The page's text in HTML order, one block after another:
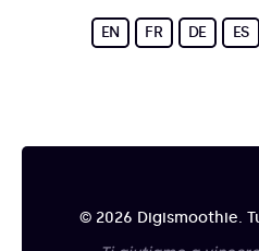
EN FR DE ES
© 2026 Digismoothie.